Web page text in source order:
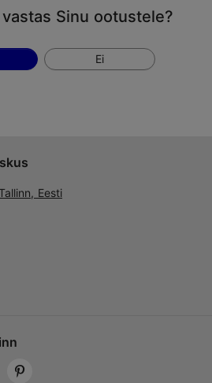
Sinu ootustele?
Ei
Eesti